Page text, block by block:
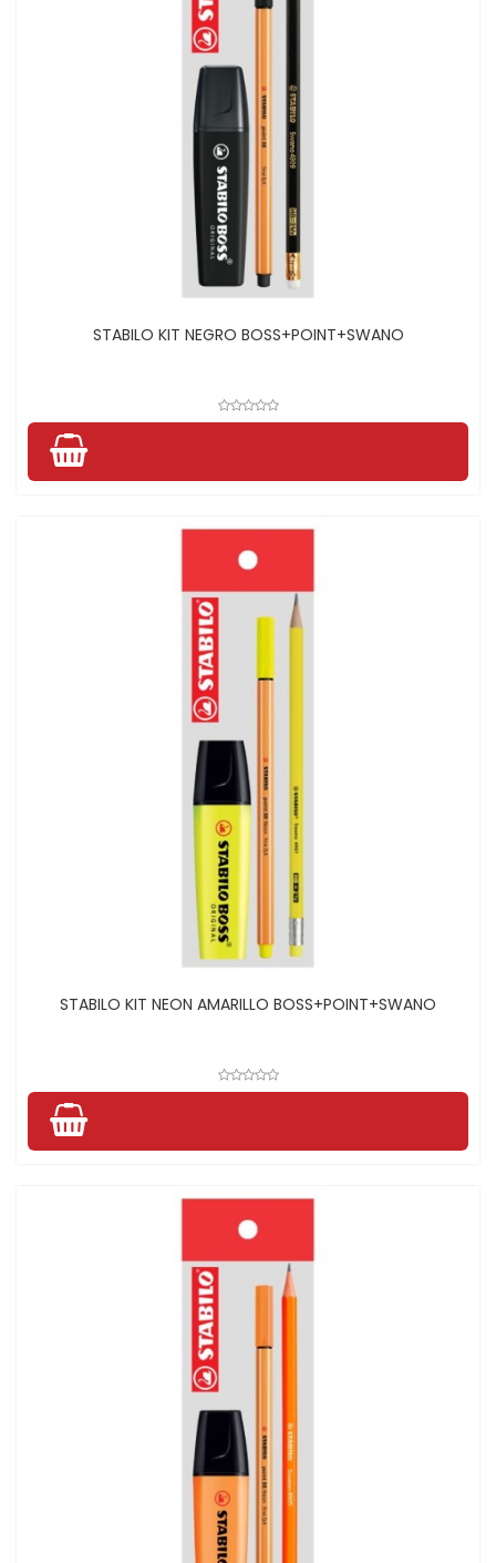
STABILO KIT NEGRO BOSS+POINT+SWANO
STABILO KIT NEON AMARILLO BOSS+POINT+SWANO